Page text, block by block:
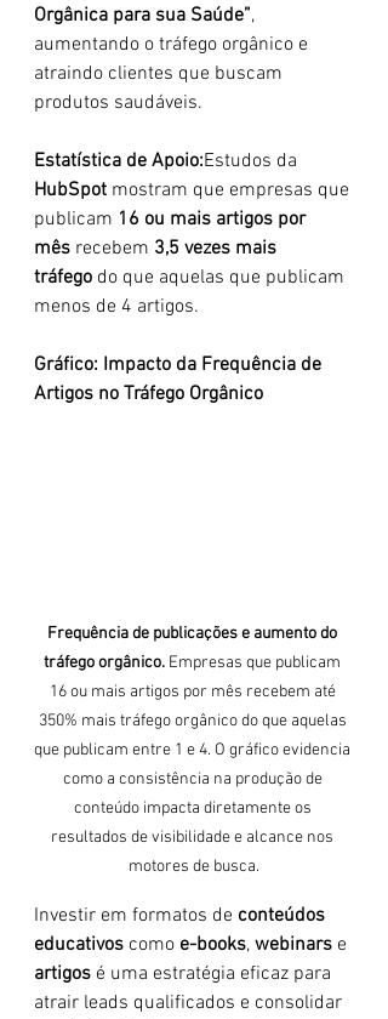
Orgânica para sua Saúde”,
aumentando o tráfego orgânico e
atraindo clientes que buscam
produtos saudáveis.
Estatística de Apoio:Estudos da
HubSpot mostram que empresas que
publicam 16 ou mais artigos por
mês recebem 3,5 vezes mais
tráfego do que aquelas que publicam
menos de 4 artigos.
Gráfico: Impacto da Frequência de
Artigos no Tráfego Orgânico
Frequência de publicações e aumento do
tráfego orgânico. Empresas que publicam
16 ou mais artigos por mês recebem até
350% mais tráfego orgânico do que aquelas
que publicam entre 1 e 4. O gráfico evidencia
como a consistência na produção de
conteúdo impacta diretamente os
resultados de visibilidade e alcance nos
motores de busca.
Investir em formatos de conteúdos
educativos como e-books, webinars e
artigos é uma estratégia eficaz para
atrair leads qualificados e consolidar